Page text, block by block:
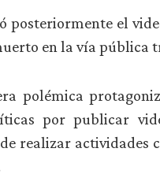
posteriormente el
en la vía pública
polémica
por publicar
realizar actividades